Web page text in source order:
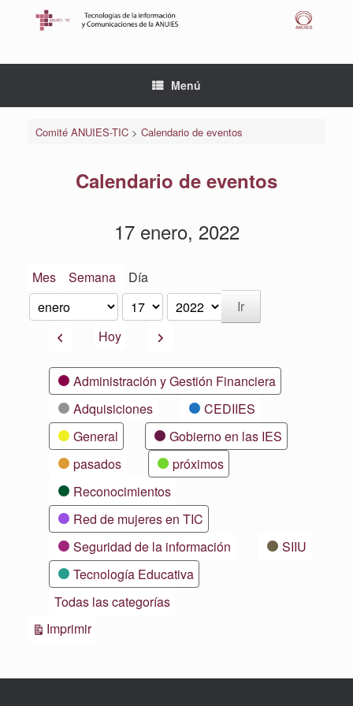
Menú
Comité ANUIES-TIC> Calendario de eventos
Calendario de eventos
17 enero, 2022
Mes Semana Día
Mes
Día
Año
AnteriorHoy Siguiente
CategoríasAdministración y Gestión Financiera
Adquisiciones
CEDIIES
General
Gobierno en las IES
pasados
próximos
Reconocimientos
Red de mujeres en TIC
Seguridad de la información
SIIU
Tecnología Educativa
Todas las categorías
ImprimirVistas